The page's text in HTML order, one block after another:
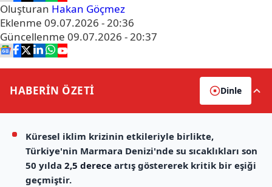
Oluşturan Hakan Göçmez
Eklenme 09.07.2026 - 20:36
Güncellenme 09.07.2026 - 20:37
HABERİN ÖZETİ Dinle
Küresel iklim krizinin etkileriyle birlikte,
Türkiye'nin Marmara Denizi'nde su sıcaklıkları son
50 yılda 2,5 derece artış göstererek kritik bir eşiği
geçmiştir.